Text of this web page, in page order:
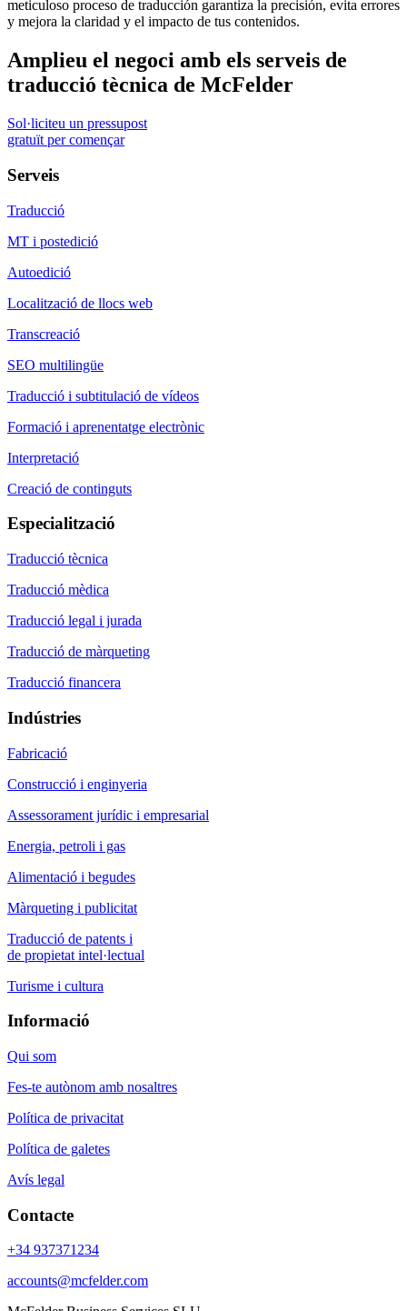
meticuloso proceso de traducción garantiza la precisión, evita errores
y mejora la claridad y el impacto de tus contenidos.
Amplieu el negoci amb els serveis de
traducció tècnica de McFelder
Sol·liciteu un pressupost
gratuït per començar
Serveis
Traducció
MT i postedició
Autoedició
Localització de llocs web
Transcreació
SEO multilingüe
Traducció i subtitulació de vídeos
Formació i aprenentatge electrònic
Interpretació
Creació de continguts
Especialització
Traducció tècnica
Traducció mèdica
Traducció legal i jurada
Traducció de màrqueting
Traducció financera
Indústries
Fabricació
Construcció i enginyeria
Assessorament jurídic i empresarial
Energia, petroli i gas
Alimentació i begudes
Màrqueting i publicitat
Traducció de patents i
de propietat intel·lectual
Turisme i cultura
Informació
Qui som
Fes-te autònom amb nosaltres
Política de privacitat
Política de galetes
Avís legal
Contacte
+34 937371234
accounts@mcfelder.com